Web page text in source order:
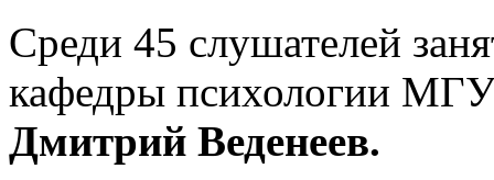
Среди 45 слушателей
кафедры психологии
Дмитрий Веденеев.